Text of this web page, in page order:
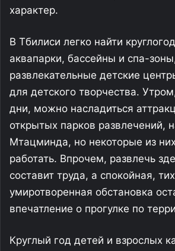
характер.
В Тбилиси легко найти
аквапарки, бассейны и спа-
развлекательные детские
для детского творчества.
дни, можно насладиться
открытых парков развлечений,
Мтацминда, но некоторые из
работать. Впрочем, развлечь
составит труда, а спокойная,
умиротворенная обстановка
впечатление о прогулке по
Круглый год детей и взрослых